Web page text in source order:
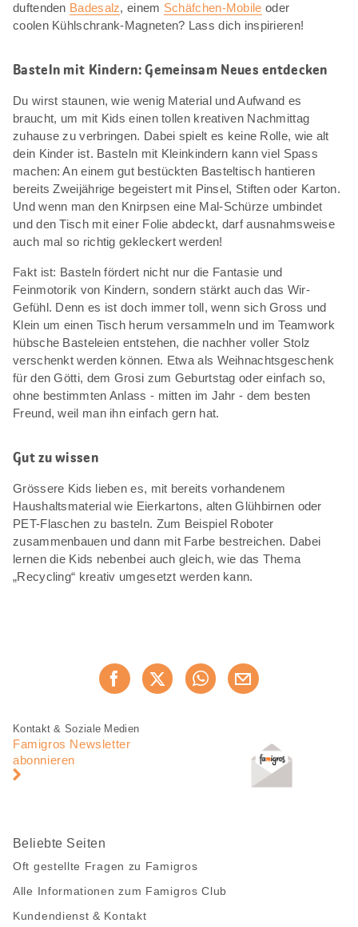
duftenden Badesalz, einem Schäfchen-Mobile oder
coolen Kühlschrank-Magneten? Lass dich inspirieren!
Basteln mit Kindern: Gemeinsam Neues entdecken
Du wirst staunen, wie wenig Material und Aufwand es
braucht, um mit Kids einen tollen kreativen Nachmittag
zuhause zu verbringen. Dabei spielt es keine Rolle, wie alt
dein Kinder ist. Basteln mit Kleinkindern kann viel Spass
machen: An einem gut bestückten Basteltisch hantieren
bereits Zweijährige begeistert mit Pinsel, Stiften oder Karton.
Und wenn man den Knirpsen eine Mal-Schürze umbindet
und den Tisch mit einer Folie abdeckt, darf ausnahmsweise
auch mal so richtig gekleckert werden!
Fakt ist: Basteln fördert nicht nur die Fantasie und
Feinmotorik von Kindern, sondern stärkt auch das Wir-
Gefühl. Denn es ist doch immer toll, wenn sich Gross und
Klein um einen Tisch herum versammeln und im Teamwork
hübsche Basteleien entstehen, die nachher voller Stolz
verschenkt werden können. Etwa als Weihnachtsgeschenk
für den Götti, dem Grosi zum Geburtstag oder einfach so,
ohne bestimmten Anlass - mitten im Jahr - dem besten
Freund, weil man ihn einfach gern hat.
Gut zu wissen
Grössere Kids lieben es, mit bereits vorhandenem
Haushaltsmaterial wie Eierkartons, alten Glühbirnen oder
PET-Flaschen zu basteln. Zum Beispiel Roboter
zusammenbauen und dann mit Farbe bestreichen. Dabei
lernen die Kids nebenbei auch gleich, wie das Thema
„Recycling“ kreativ umgesetzt werden kann.
Jetzt weiterempfehlen
Fusszeile
Fusszeile
Navigation
Kontakt & Soziale Medien
Famigros Newsletter
abonnieren
Beliebte Seiten
Oft gestellte Fragen zu Famigros
Alle Informationen zum Famigros Club
Kundendienst & Kontakt